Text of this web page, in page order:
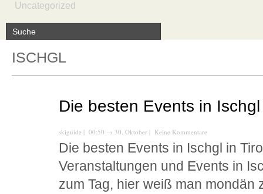
Uncategorized
ISCHGL
Die besten Events in
skiguide | 00:50 → 30. Oktober | Keine Kommentare
Die besten Events in Ischgl in
Veranstaltungen und Events in
zum Tag, hier weiß man mondän